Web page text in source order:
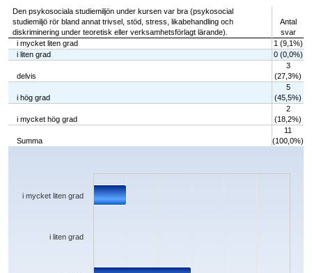
Den psykosociala studiemiljön under kursen var bra (psykosocial
studiemiljö rör bland annat trivsel, stöd, stress, likabehandling och
diskriminering under teoretisk eller verksamhetsförlagt lärande).
Antal
svar
i mycket liten grad
1 (9,1%)
i liten grad
0 (0,0%)
delvis
3
(27,3%)
i hög grad
5
(45,5%)
i mycket hög grad
2
(18,2%)
Summa
11
(100,0%)
Chart
The chart has 1 X axis displaying categories.
The chart has 1 Y axis displaying values. Data ranges from 0 to 5.
i liten grad
i mycket liten grad